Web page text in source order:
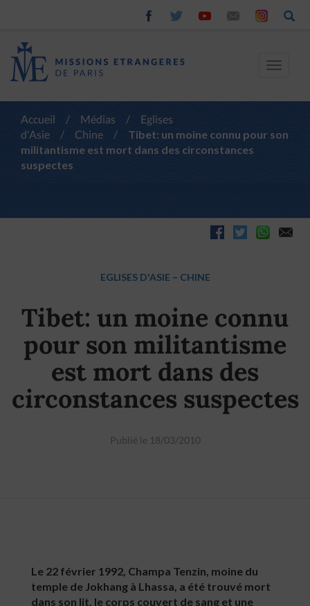
Toggle
Accueil / Médias /
Eglises
d'Asie
/ Chine /
Tibet: un moine connu pour son
militantisme est mort dans des circonstances
suspectes
EGLISES D'ASIE – CHINE
Tibet: un moine connu
pour son militantisme
est mort dans des
circonstances suspectes
Publié le 18/03/2010
Le 22 février 1992, Champa Tenzin, moine du
temple de Jokhang à Lhassa, a été trouvé mort
dans son lit, le corps couvert de sang et une